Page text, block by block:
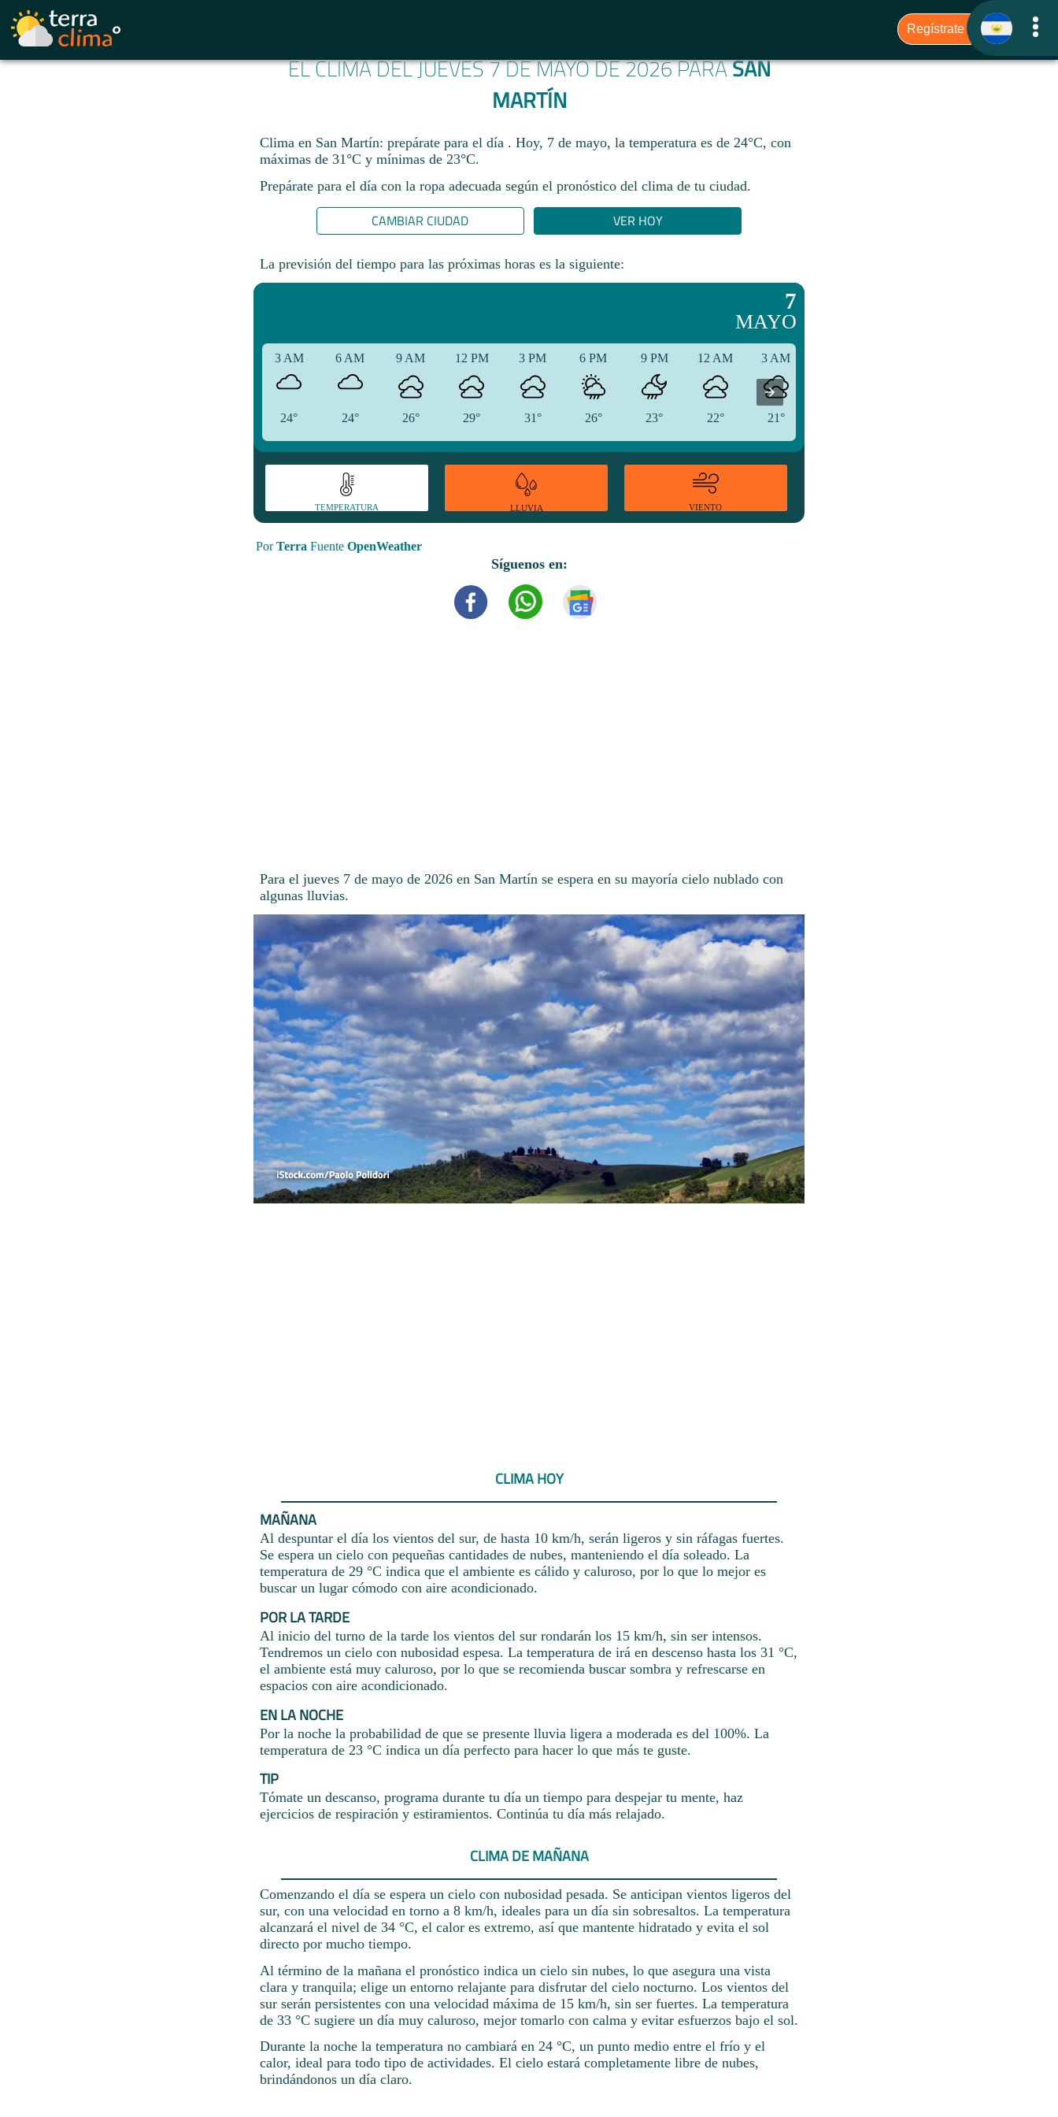
EL CLIMA DEL JUEVES 7 DE MAYO DE 2026 PARASAN
MARTÍN
Clima en San Martín: prepárate para el día . Hoy, 7 de mayo, la temperatura es de 24°C, con
máximas de 31°C y mínimas de 23°C.
Prepárate para el día con la ropa adecuada según el pronóstico del clima de tu ciudad.​
CAMBIAR CIUDAD VER HOY
La previsión del tiempo para las próximas horas es la siguiente:
7
MAYO
3 AM
24°
6 AM
24°
9 AM
26°
12 PM
29°
3 PM
31°
6 PM
26°
9 PM
23°
12 AM
22°
3 AM
21°
TEMPERATURA LLUVIA VIENTO
PorTerra Fuente OpenWeather
Síguenos en:
Para el jueves 7 de mayo de 2026 en San Martín se espera en su mayoría cielo nublado con
algunas lluvias.
CLIMA HOY
MAÑANA
Al despuntar el día los vientos del sur, de hasta 10 km/h, serán ligeros y sin ráfagas fuertes.
Se espera un cielo con pequeñas cantidades de nubes, manteniendo el día soleado. La
temperatura de 29 °C indica que el ambiente es cálido y caluroso, por lo que lo mejor es
buscar un lugar cómodo con aire acondicionado.
POR LA TARDE
Al inicio del turno de la tarde los vientos del sur rondarán los 15 km/h, sin ser intensos.
Tendremos un cielo con nubosidad espesa. La temperatura de irá en descenso hasta los 31 °C,
el ambiente está muy caluroso, por lo que se recomienda buscar sombra y refrescarse en
espacios con aire acondicionado.
EN LA NOCHE
Por la noche la probabilidad de que se presente lluvia ligera a moderada es del 100%. La
temperatura de 23 °C indica un día perfecto para hacer lo que más te guste.
TIP
Tómate un descanso, programa durante tu día un tiempo para despejar tu mente, haz
ejercicios de respiración y estiramientos. Continúa tu día más relajado.
CLIMA DE MAÑANA
Comenzando el día se espera un cielo con nubosidad pesada. Se anticipan vientos ligeros del
sur, con una velocidad en torno a 8 km/h, ideales para un día sin sobresaltos. La temperatura
alcanzará el nivel de 34 °C, el calor es extremo, así que mantente hidratado y evita el sol
directo por mucho tiempo.
Al término de la mañana el pronóstico indica un cielo sin nubes, lo que asegura una vista
clara y tranquila; elige un entorno relajante para disfrutar del cielo nocturno. Los vientos del
sur serán persistentes con una velocidad máxima de 15 km/h, sin ser fuertes. La temperatura
de 33 °C sugiere un día muy caluroso, mejor tomarlo con calma y evitar esfuerzos bajo el sol.
Durante la noche la temperatura no cambiará en 24 °C, un punto medio entre el frío y el
calor, ideal para todo tipo de actividades. El cielo estará completamente libre de nubes,
brindándonos un día claro.